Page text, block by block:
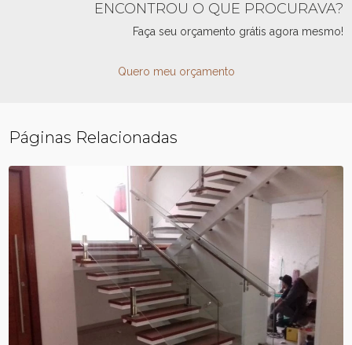
ENCONTROU O QUE PROCURAVA?
Faça seu orçamento grátis agora mesmo!
Quero meu orçamento
Páginas Relacionadas